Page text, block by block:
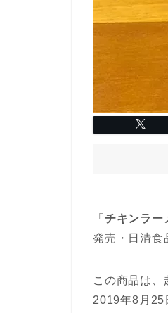
「 チキンラー
発売・日清食
この商品は、
2019年8月25